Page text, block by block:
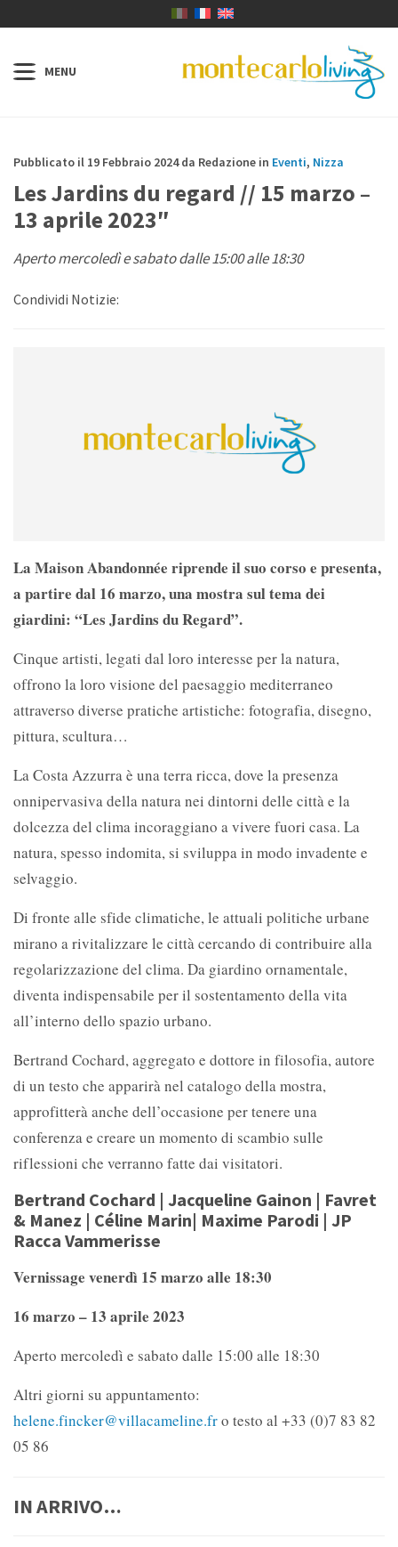
Pubblicato il 19 Febbraio 2024 da Redazione in Eventi, Nizza
Les Jardins du regard // 15 marzo –
13 aprile 2023″
Aperto mercoledì e sabato dalle 15:00 alle 18:30
Condividi Notizie:
La Maison Abandonnée riprende il suo corso e presenta,
a partire dal 16 marzo, una mostra sul tema dei
giardini: “Les Jardins du Regard”.
Cinque artisti, legati dal loro interesse per la natura,
offrono la loro visione del paesaggio mediterraneo
attraverso diverse pratiche artistiche: fotografia, disegno,
pittura, scultura…
La Costa Azzurra è una terra ricca, dove la presenza
onnipervasiva della natura nei dintorni delle città e la
dolcezza del clima incoraggiano a vivere fuori casa. La
natura, spesso indomita, si sviluppa in modo invadente e
selvaggio.
Di fronte alle sfide climatiche, le attuali politiche urbane
mirano a rivitalizzare le città cercando di contribuire alla
regolarizzazione del clima. Da giardino ornamentale,
diventa indispensabile per il sostentamento della vita
all’interno dello spazio urbano.
Bertrand Cochard, aggregato e dottore in filosofia, autore
di un testo che apparirà nel catalogo della mostra,
approfitterà anche dell’occasione per tenere una
conferenza e creare un momento di scambio sulle
riflessioni che verranno fatte dai visitatori.
Bertrand Cochard | Jacqueline Gainon | Favret
& Manez | Céline Marin| Maxime Parodi | JP
Racca Vammerisse
Vernissage venerdì 15 marzo alle 18:30
16 marzo – 13 aprile 2023
Aperto mercoledì e sabato dalle 15:00 alle 18:30
Altri giorni su appuntamento:
helene.fincker@villacameline.fro testo al +33 (0)7 83 82
05 86
IN ARRIVO…